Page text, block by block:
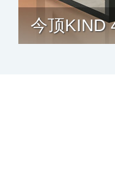
今顶KIND